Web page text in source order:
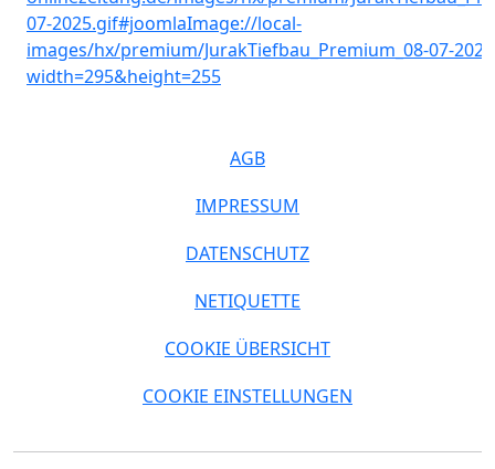
AGB
IMPRESSUM
DATENSCHUTZ
NETIQUETTE
COOKIE ÜBERSICHT
COOKIE EINSTELLUNGEN